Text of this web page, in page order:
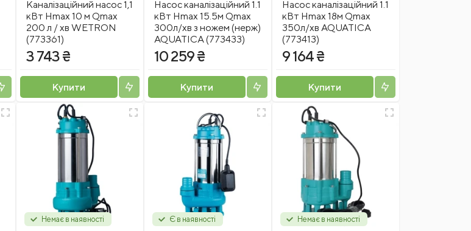
Каналізаційний насос 1,1
кВт Hmax 10 м Qmax
200 л / хв WETRON
(773361)
3 743 ₴
Купити
Насос каналізаційний 1.1
кВт Hmax 15.5м Qmax
300л/хв з ножем (нерж)
AQUATICA (773433)
10 259 ₴
Купити
Насос каналізаційний 1.1
кВт Hmax 18м Qmax
350л/хв AQUATICA
(773413)
9 164 ₴
Купити
Немає в наявності
Є в наявності
Немає в наявності